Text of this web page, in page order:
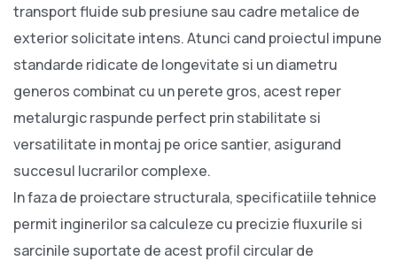
transport fluide sub presiune sau cadre metalice de
exterior solicitate intens. Atunci cand proiectul impune
standarde ridicate de longevitate si un diametru
generos combinat cu un perete gros, acest reper
metalurgic raspunde perfect prin stabilitate si
versatilitate in montaj pe orice santier, asigurand
succesul lucrarilor complexe.
In faza de proiectare structurala, specificatiile tehnice
permit inginerilor sa calculeze cu precizie fluxurile si
sarcinile suportate de acest profil circular de